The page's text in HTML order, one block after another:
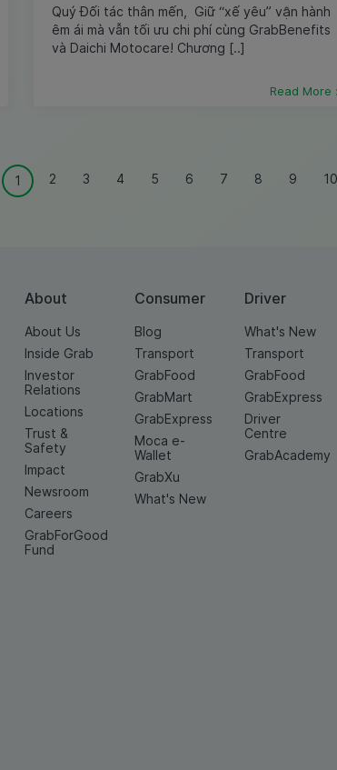
Quý Đối tác thân mến, Giữ “xế yêu” vận hành
êm ái mà vẫn tối ưu chi phí cùng GrabBenefits
và Daichi Motocare! Chương [..]
Read More
1 2 3 4 5 6 7 8 9 10
About
About Us
Inside Grab
Investor
Relations
Locations
Trust &
Safety
Impact
Newsroom
Careers
GrabForGood
Fund
Consumer
Blog
Transport
GrabFood
GrabMart
GrabExpress
Moca e-
Wallet
GrabXu
What's New
Driver
What's New
Transport
GrabFood
GrabExpress
Driver
Centre
GrabAcademy